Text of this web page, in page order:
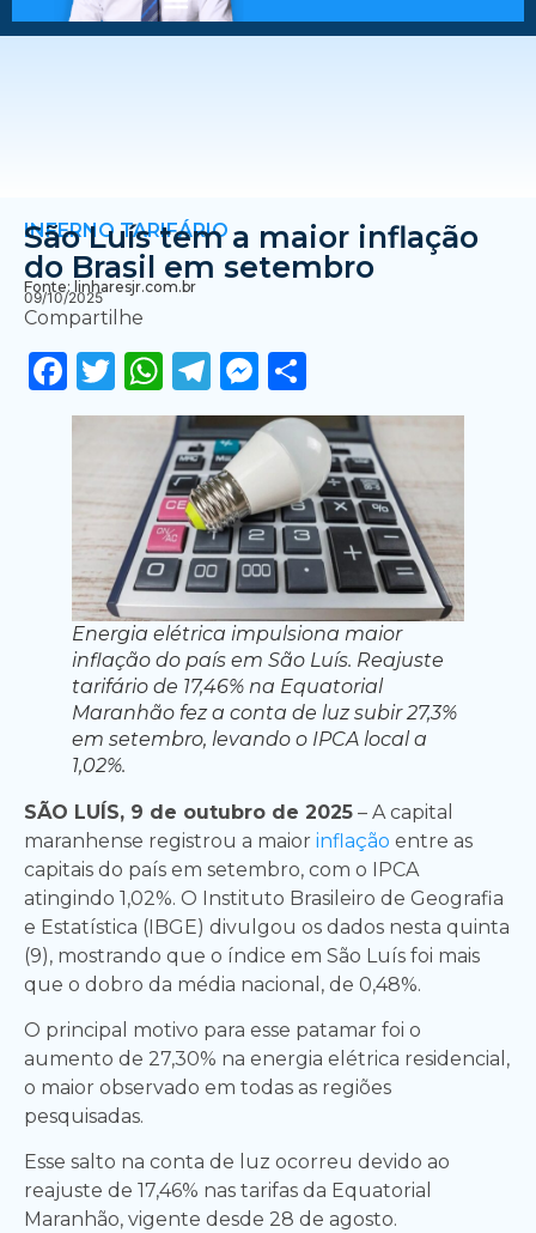
INFERNO TARIFÁRIO
São Luís tem a maior inflação
do Brasil em setembro
Fonte: linharesjr.com.br
09/10/2025
Compartilhe
Facebook
Twitter
WhatsApp
Telegram
Messenger
Energia elétrica impulsiona maior
inflação do país em São Luís. Reajuste
tarifário de 17,46% na Equatorial
Maranhão fez a conta de luz subir 27,3%
em setembro, levando o IPCA local a
1,02%.
SÃO LUÍS, 9 de outubro de 2025 – A capital
maranhense registrou a maior inflação entre as
capitais do país em setembro, com o IPCA
atingindo 1,02%. O Instituto Brasileiro de Geografia
e Estatística (IBGE) divulgou os dados nesta quinta
(9), mostrando que o índice em São Luís foi mais
que o dobro da média nacional, de 0,48%.
O principal motivo para esse patamar foi o
aumento de 27,30% na energia elétrica residencial,
o maior observado em todas as regiões
pesquisadas.
Esse salto na conta de luz ocorreu devido ao
reajuste de 17,46% nas tarifas da Equatorial
Maranhão, vigente desde 28 de agosto.